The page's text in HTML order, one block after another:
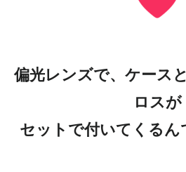
偏光レンズで、ケース
ロスが
セットで付いてくるん